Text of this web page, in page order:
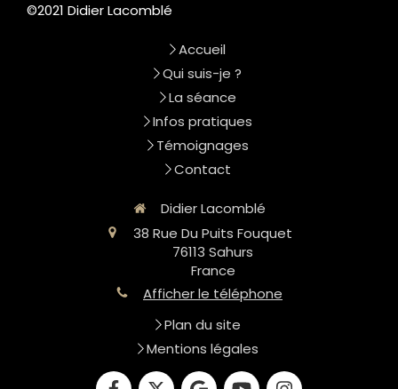
©2021 Didier Lacomblé
Accueil
Qui suis-je ?
La séance
Infos pratiques
Témoignages
Contact
Didier Lacomblé
38 Rue Du Puits Fouquet
76113 Sahurs
France
Afficher le téléphone
Plan du site
Mentions légales